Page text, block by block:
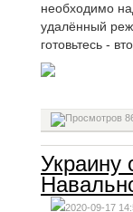
необходимо
удалённый
готовьтесь -
Украину
2020-09-17